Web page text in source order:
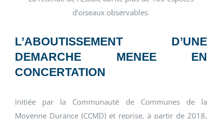
d’oiseaux observables.
L’ABOUTISSEMENT D’UNE
DEMARCHE MENEE EN
CONCERTATION
Initiée par la Communauté de Communes de la
Moyenne Durance (CCMD) et reprise, à partir de 2018,